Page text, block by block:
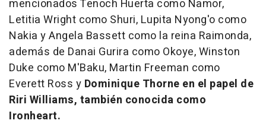
mencionados Tenoch Huerta como Namor,
Letitia Wright como Shuri, Lupita Nyong'o como
Nakia y Angela Bassett como la reina Raimonda,
además de Danai Gurira como Okoye, Winston
Duke como M'Baku, Martin Freeman como
Everett Ross y Dominique Thorne en el papel de
Riri Williams, también conocida como
Ironheart.